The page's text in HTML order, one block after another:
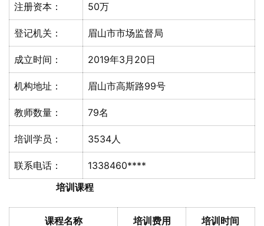
注册资本： 50万
登记机关： 眉山市市场监督局
成立时间： 2019年3月20日
机构地址： 眉山市高斯路99号
教师数量： 79名
培训学员： 3534人
联系电话：
1338460****
培训课程
课程名称 培训费用 培训时间